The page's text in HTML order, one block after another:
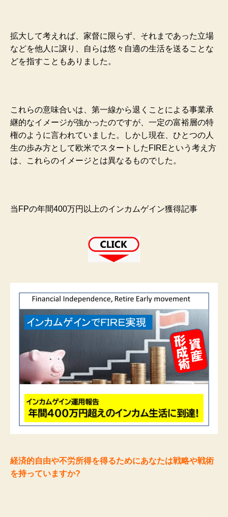
拡大して考えれば、家督に限らず、それまであった立場
などを他人に譲り、自らは悠々自適の生活を送ることな
どを指すこともありました。
これらの意味合いは、第一線から退くことによる事業承
継的なイメージが強かったのですが、一定の富裕層の特
権のように言われていました。しかし現在、ひとつの人
生の歩み方として欧米でスタートしたFIREという考え方
は、これらのイメージとは異なるものでした。
当FPの年間400万円以上のインカムゲイン獲得記事
経済的自由や不労所得を得るためにあなたは戦略や戦術
を持っていますか?